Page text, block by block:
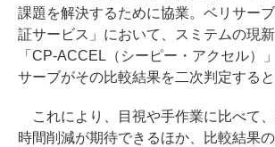
課題を解決するために協業。ベリサー
証サービス」において、スミテムの現
「CP-ACCEL（シーピー・アクセル）
サーブがその比較結果を二次判定すると
これにより、目視や手作業に比べて
時間削減が期待できるほか、比較結果